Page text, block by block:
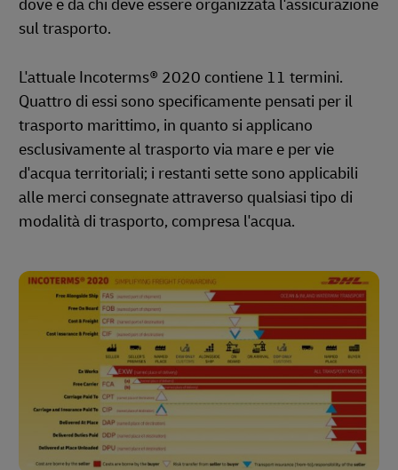
dove e da chi deve essere organizzata l'assicurazione
sul trasporto.
L'attuale Incoterms® 2020 contiene 11 termini.
Quattro di essi sono specificamente pensati per il
trasporto marittimo, in quanto si applicano
esclusivamente al trasporto via mare e per vie
d'acqua territoriali; i restanti sette sono applicabili
alle merci consegnate attraverso qualsiasi tipo di
modalità di trasporto, compresa l'acqua.